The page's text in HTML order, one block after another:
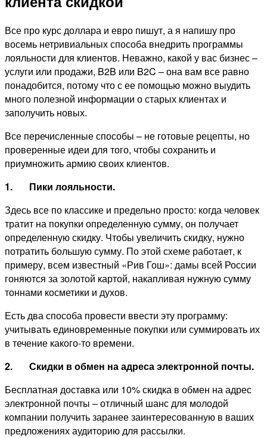
Все про курс доллара и евро пишут, а я напишу про
восемь нетривиальных способа внедрить программы
лояльности для клиентов. Неважно, какой у вас бизнес –
услуги или продажи, B2B или B2C – она вам все равно
понадобится, потому что с ее помощью можно выудить
много полезной информации о старых клиентах и
заполучить новых.
Все перечисленные способы – не готовые рецепты, но
проверенные идеи для того, чтобы сохранить и
приумножить армию своих клиентов.
1. Пики лояльности.
Здесь все по классике и предельно просто: когда человек
тратит на покупки определенную сумму, он получает
определенную скидку. Чтобы увеличить скидку, нужно
потратить большую сумму. По этой схеме работает, к
примеру, всем известный «Рив Гош»: дамы всей России
гоняются за золотой картой, накапливая нужную сумму
тоннами косметики и духов.
Есть два способа провести ввести эту программу:
учитывать единовременные покупки или суммировать их
в течение какого-то времени.
2. Скидки в обмен на адреса электронной почты.
Бесплатная доставка или 10% скидка в обмен на адрес
электронной почты – отличный шанс для молодой
компании получить заранее заинтересованную в ваших
предложениях аудиторию для рассылки.